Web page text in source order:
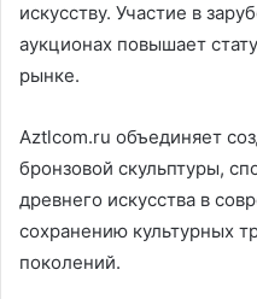
искусству. Участие в
аукционах повышает
рынке.
Aztlcom.ru объединяет
бронзовой скульптуры,
древнего искусства в
сохранению культурных
поколений.